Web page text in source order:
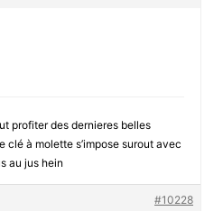
profiter des dernieres belles
clé à molette s’impose surout avec
au jus hein
#10228